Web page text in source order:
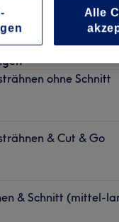
2114 Bewertungen
Württemberg
ohne Schnitt
& Cut & Go
& Schnitt (mittel-
Alle